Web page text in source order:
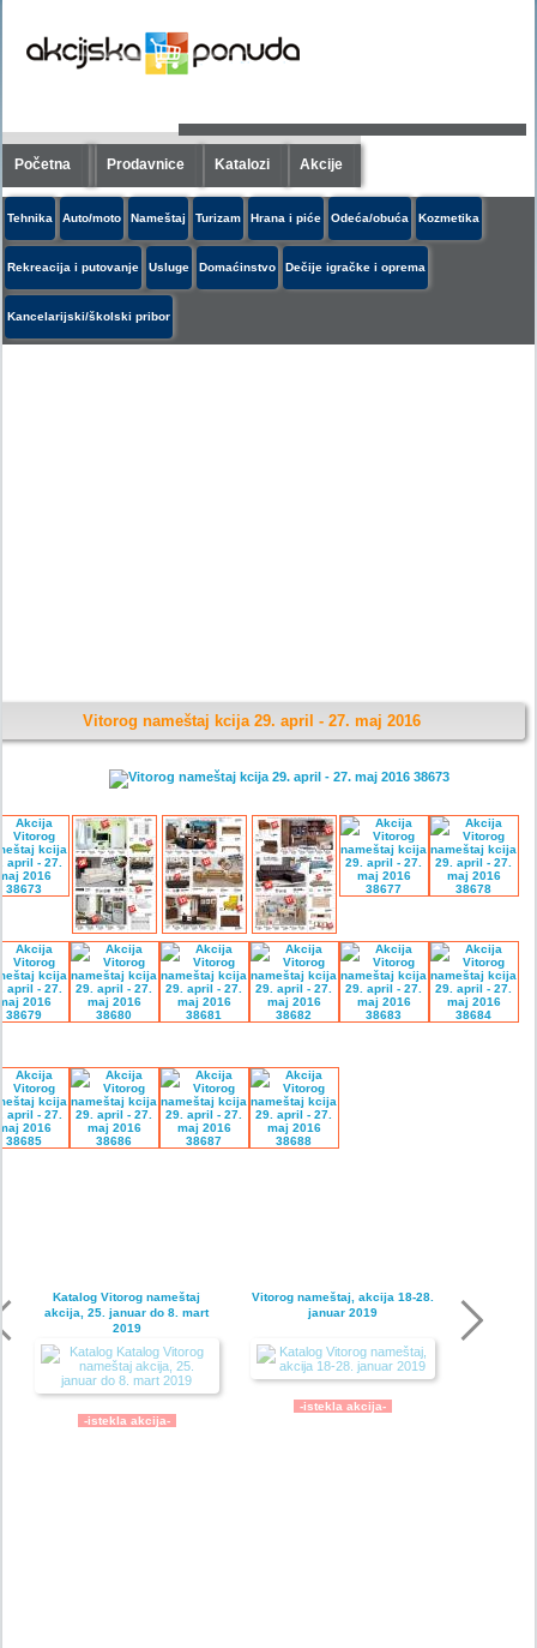
Početna Prodavnice Katalozi Akcije
Tehnika Auto/moto Nameštaj Turizam Hrana i piće Odeća/obuća Kozmetika
Rekreacija i putovanje Usluge Domaćinstvo Dečije igračke i oprema
Kancelarijski/školski pribor
Vitorog nameštaj kcija 29. april - 27. maj 2016
Katalog Vitorog nameštaj
akcija, 25. januar do 8. mart
2019
-istekla akcija-
Vitorog nameštaj, akcija 18-28.
januar 2019
-istekla akcija-